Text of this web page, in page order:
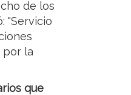
de los
"Servicio
por la
que